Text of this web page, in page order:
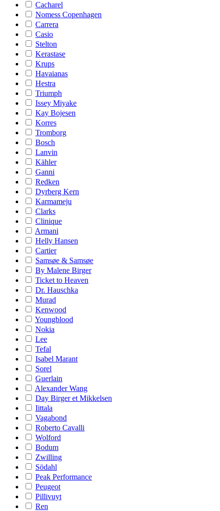
Cacharel
Nomess Copenhagen
Carrera
Casio
Stelton
Kerastase
Krups
Havaianas
Hestra
Triumph
Issey Miyake
Kay Bojesen
Korres
Tromborg
Bosch
Lanvin
Kähler
Ganni
Redken
Dyrberg Kern
Karmameju
Clarks
Clinique
Armani
Helly Hansen
Cartier
Samsøe & Samsøe
By Malene Birger
Ticket to Heaven
Dr. Hauschka
Murad
Kenwood
Youngblood
Nokia
Lee
Tefal
Isabel Marant
Sorel
Guerlain
Alexander Wang
Day Birger et Mikkelsen
Iittala
Vagabond
Roberto Cavalli
Wolford
Bodum
Zwilling
Södahl
Peak Performance
Peugeot
Pillivuyt
Ren